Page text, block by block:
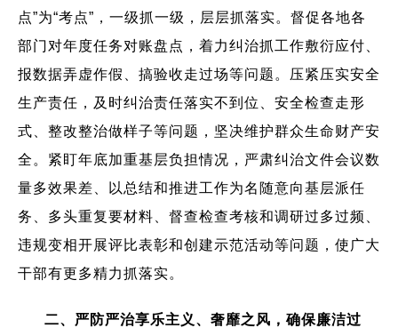
点”为“考点”，一级抓一级，层层抓落实。督促各地各
部门对年度任务对账盘点，着力纠治抓工作敷衍应付、
报数据弄虚作假、搞验收走过场等问题。压紧压实安全
生产责任，及时纠治责任落实不到位、安全检查走形
式、整改整治做样子等问题，坚决维护群众生命财产安
全。紧盯年底加重基层负担情况，严肃纠治文件会议数
量多效果差、以总结和推进工作为名随意向基层派任
务、多头重复要材料、督查检查考核和调研过多过频、
违规变相开展评比表彰和创建示范活动等问题，使广大
干部有更多精力抓落实。
二、严防严治享乐主义、奢靡之风，确保廉洁过